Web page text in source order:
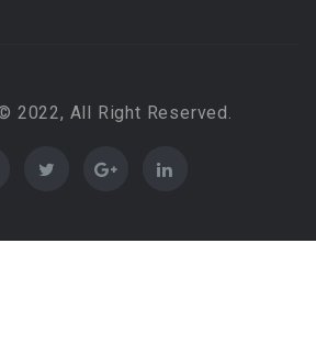
2022, All Right Reserved.